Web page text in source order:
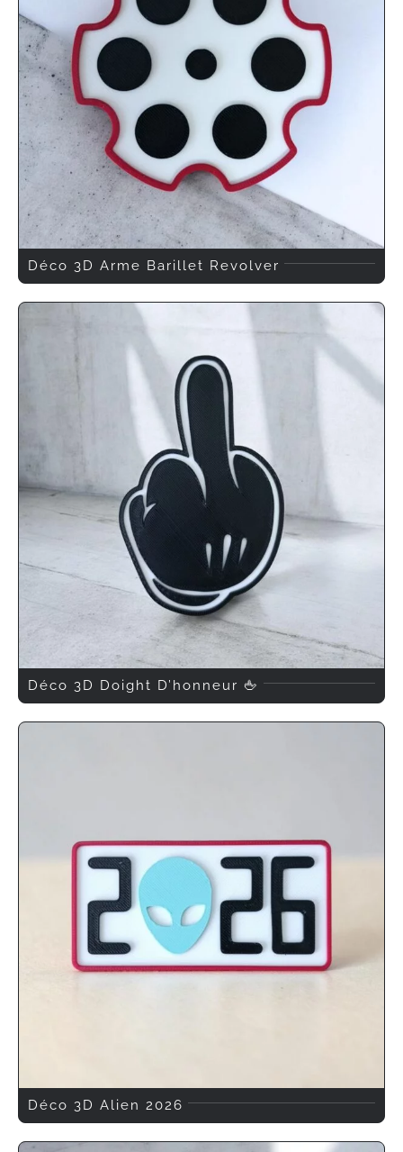
Déco 3D Arme Barillet Revolver
Déco 3D Doight D’honneur 🖕
Déco 3D Alien 2026